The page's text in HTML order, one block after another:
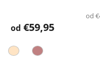
od
od €59,95